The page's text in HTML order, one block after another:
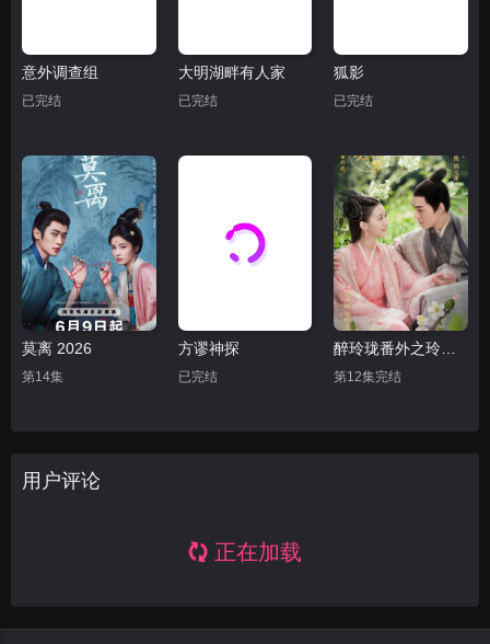
意外调查组
已完结
大明湖畔有人家
已完结
狐影
已完结
莫离 2026
第14集
方谬神探
已完结 第12集完结
用户评论
正在加载